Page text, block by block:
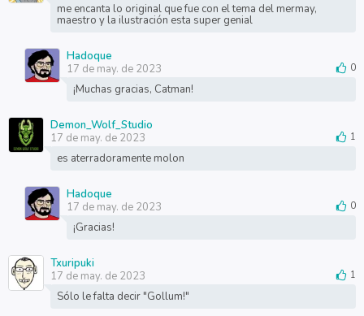
me encanta lo original que fue con el tema del mermay,
maestro y la ilustración esta super genial
Hadoque
17 de may. de 2023
0
¡Muchas gracias, Catman!
Demon_Wolf_Studio
17 de may. de 2023
1
es aterradoramente molon
Hadoque
17 de may. de 2023
0
¡Gracias!
Txuripuki
17 de may. de 2023
1
Sólo le falta decir "Gollum!"